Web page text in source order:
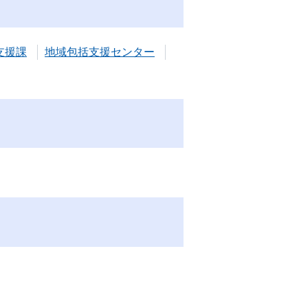
援課
地域包括支援センター